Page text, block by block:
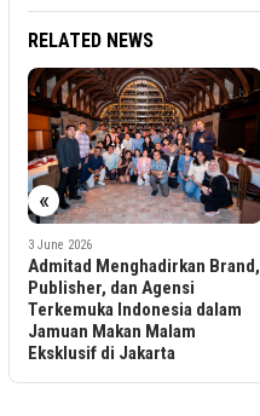
RELATED NEWS
«
3 June 2026
Admitad Menghadirkan Brand,
Publisher, dan Agensi
Terkemuka Indonesia dalam
Jamuan Makan Malam
Eksklusif di Jakarta